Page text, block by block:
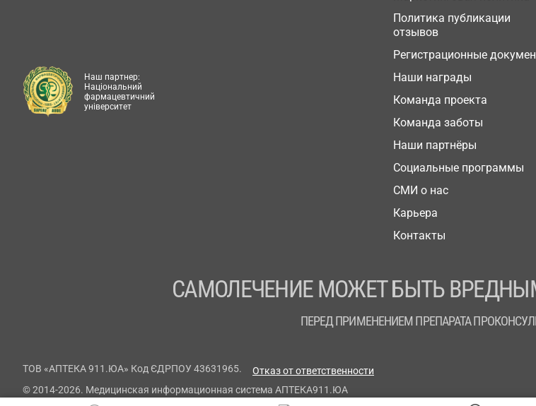
Политика публикации
отзывов
Регистрационные
Наши награды
Команда проекта
Команда заботы
Наши партнёры
Социальные программы
СМИ о нас
Карьера
Контакты
Наш партнер:
Національний
фармацевтичний
університет
САМОЛЕЧЕНИЕ МОЖЕТ БЫТЬ
ПЕРЕД ПРИМЕНЕНИЕМ ПРЕПАРАТА
ТОВ «АПТЕКА 911.ЮА» Код ЄДРПОУ 43631965.
Отказ от ответственности
© 2014-2026. Медицинская информационная система АПТЕКА911.ЮА